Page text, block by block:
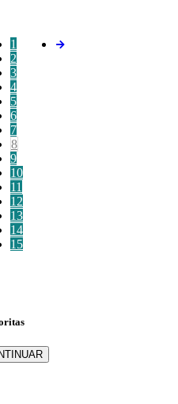
1
2
3
4
5
6
7
8
9
10
11
12
13
14
15